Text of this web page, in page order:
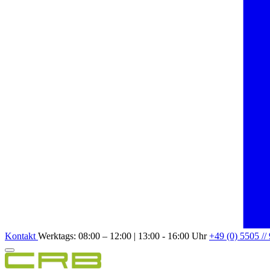
Kontakt Werktags: 08:00 – 12:00 | 13:00 - 16:00 Uhr+49 (0) 5505 //